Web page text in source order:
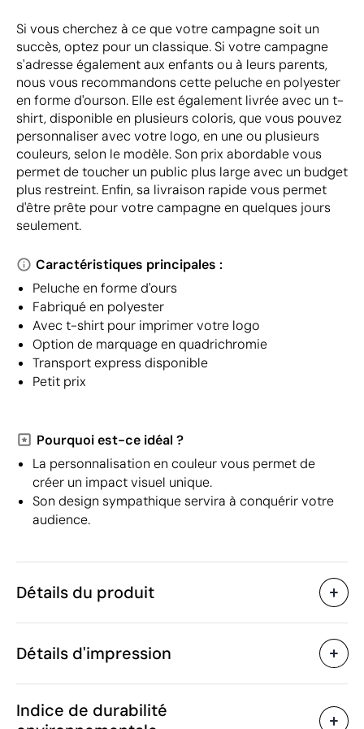
Si vous cherchez à ce que votre campagne soit un
succès, optez pour un classique. Si votre campagne
s'adresse également aux enfants ou à leurs parents,
nous vous recommandons cette peluche en polyester
en forme d'ourson. Elle est également livrée avec un t-
shirt, disponible en plusieurs coloris, que vous pouvez
personnaliser avec votre logo, en une ou plusieurs
couleurs, selon le modèle. Son prix abordable vous
permet de toucher un public plus large avec un budget
plus restreint. Enfin, sa livraison rapide vous permet
d'être prête pour votre campagne en quelques jours
seulement.
Caractéristiques principales :
Peluche en forme d'ours
Fabriqué en polyester
Avec t-shirt pour imprimer votre logo
Option de marquage en quadrichromie
Transport express disponible
Petit prix
Pourquoi est-ce idéal ?
La personnalisation en couleur vous permet de
créer un impact visuel unique.
Son design sympathique servira à conquérir votre
audience.
Détails du produit
Caractéristiques
Code du produit
Vente par multiples de
Taille
Détails d'impression
Indice de durabilité